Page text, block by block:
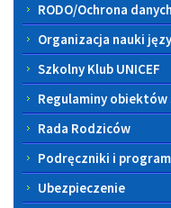
RODO/Ochrona
Organizacja nauki
Szkolny Klub UNICEF
Regulaminy
Rada Rodziców
Podręczniki i
Ubezpieczenie